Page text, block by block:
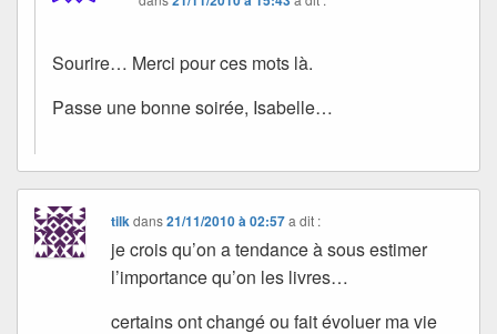
Sourire… Merci pour ces mots là.
Passe une bonne soirée, Isabelle…
tilkdans21/11/2010 à 02:57 a dit :
je crois qu’on a tendance à sous estimer
l’importance qu’on les livres…
certains ont changé ou fait évoluer ma vie